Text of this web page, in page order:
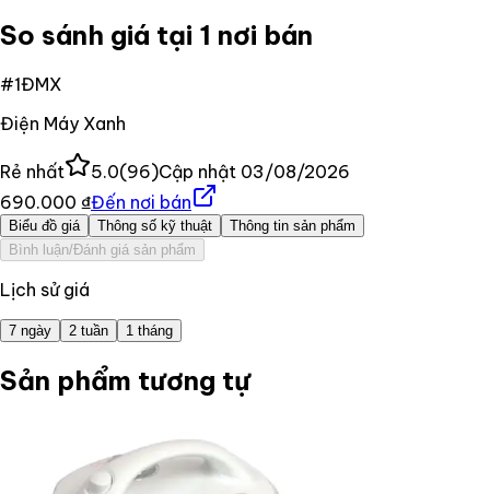
So sánh giá tại 1 nơi bán
#1ĐMX
Điện Máy Xanh
Rẻ nhất 5.0(96)Cập nhật 03/08/2026
690.000 ₫Đến nơi bán
Biểu đồ giá Thông số kỹ thuật
Thông tin sản phẩm
Bình luận/Đánh giá sản phẩm
Lịch sử giá
7 ngày 2 tuần 1 tháng
Sản phẩm tương tự